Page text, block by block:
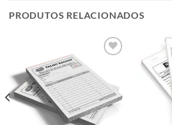
PRODUTOS RELACIONADOS
Add to
wishlist